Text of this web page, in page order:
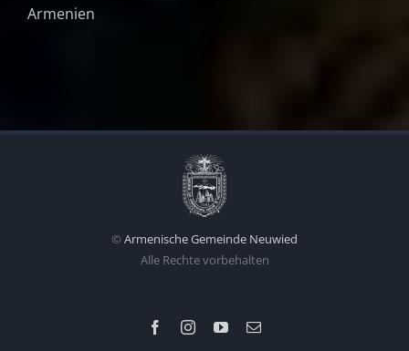
Armenien
© Armenische Gemeinde Neuwied
Alle Rechte vorbehalten
FacebookInstagramYouTube
E-